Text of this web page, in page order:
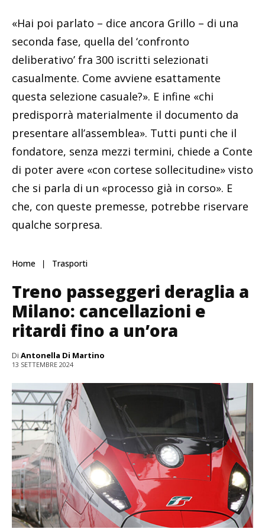
«Hai poi parlato – dice ancora Grillo – di una
seconda fase, quella del ‘confronto
deliberativo’ fra 300 iscritti selezionati
casualmente. Come avviene esattamente
questa selezione casuale?». E infine «chi
predisporrà materialmente il documento da
presentare all’assemblea». Tutti punti che il
fondatore, senza mezzi termini, chiede a Conte
di poter avere «con cortese sollecitudine» visto
che si parla di un «processo già in corso». E
che, con queste premesse, potrebbe riservare
qualche sorpresa.
Home Trasporti
Treno passeggeri deraglia a
Milano: cancellazioni e
ritardi fino a un’ora
Di Antonella Di Martino
13 SETTEMBRE 2024